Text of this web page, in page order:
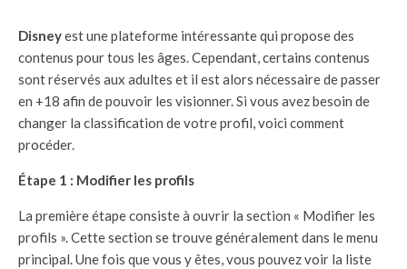
Disneyest une plateforme intéressante qui propose des
contenus pour tous les âges. Cependant, certains contenus
sont réservés aux adultes et il est alors nécessaire de passer
en +18 afin de pouvoir les visionner. Si vous avez besoin de
changer la classification de votre profil, voici comment
procéder.
Étape 1 : Modifier les profils
La première étape consiste à ouvrir la section « Modifier les
profils ». Cette section se trouve généralement dans le menu
principal. Une fois que vous y êtes, vous pouvez voir la liste